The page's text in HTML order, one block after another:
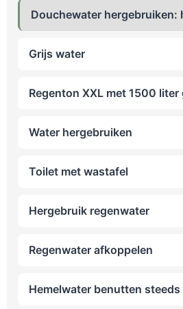
Douchewater hergebruiken:
Grijs water
Regenton XXL met 1500
Water hergebruiken
Toilet met wastafel
Hergebruik regenwater
Regenwater afkoppelen
Hemelwater benutten